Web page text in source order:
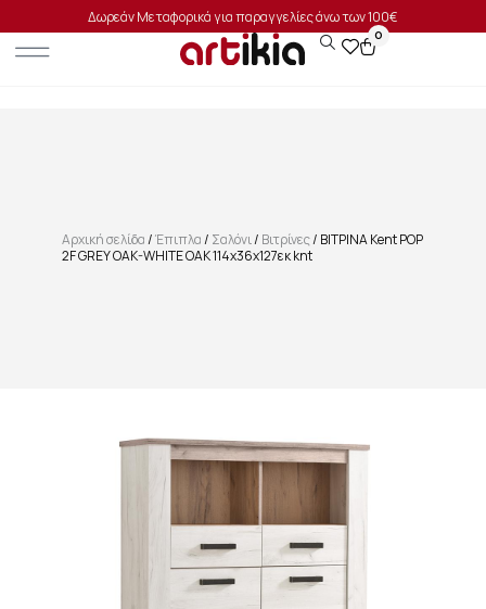
Δωρεάν Μεταφορικά για παραγγελίες άνω των 100€
0
Αρχική σελίδα/Έπιπλα/ Σαλόνι/ Βιτρίνες/ ΒΙΤΡΙΝΑ Kent POP
2F GREY OAK-WHITE OAK 114x36x127εκ knt